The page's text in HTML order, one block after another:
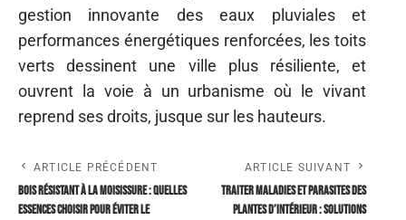
gestion innovante des eaux pluviales et
performances énergétiques renforcées, les toits
verts dessinent une ville plus résiliente, et
ouvrent la voie à un urbanisme où le vivant
reprend ses droits, jusque sur les hauteurs.
ARTICLE PRÉCÉDENT
Bois résistant à la moisissure : quelles
essences choisir pour éviter le
ARTICLE SUIVANT
Traiter maladies et parasites des
plantes d’intérieur : solutions